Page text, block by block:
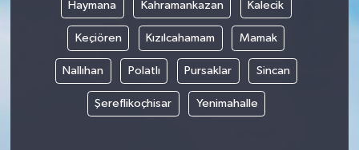
Haymana Kahramankazan Kalecik
Keçiören Kızılcahamam Mamak
Nallıhan Polatlı Pursaklar Sincan
Şereflikoçhisar Yenimahalle